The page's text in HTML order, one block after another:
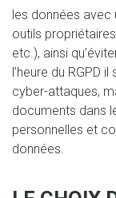
les données
outils
etc.), ainsi
l’heure du RGPD
cyber-attaques,
documents dans
personnelles et
données.